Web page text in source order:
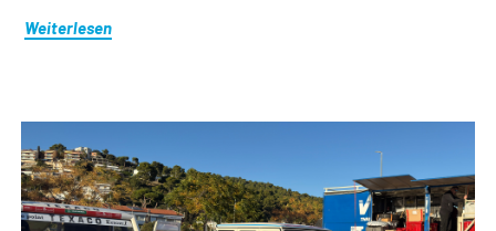
Weiterlesen